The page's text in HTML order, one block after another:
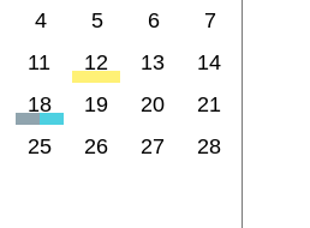
4 5 6
7
11 12 13
14
18 19 20
21
25 26 27
28